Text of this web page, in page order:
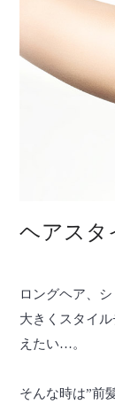
ヘアスタ
ロングヘア、
大きくスタイ
えたい…。
そんな時は”前